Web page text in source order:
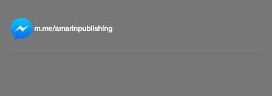
m.me/amarinpublishing